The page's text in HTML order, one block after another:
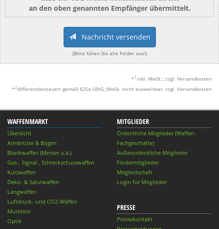
an den oben genannten Empfänger übermittelt.
Nachricht versenden
(Bitte füllen Sie alle Felder aus!)
* 1 inkl. MwSt.; zzgl. Versandkosten
*2differenzbesteuert gemäß §25a UStG.;MwSt. nicht ausweisbar; zzgl. Versandkosten
WAFFENMARKT
Übersicht
Armbrüste & Bögen
Blankwaffen (Messer u.ä.)
Gas-, Signal-, Schreckschusswaffen
Kurzwaffen
Deko- & Salutwaffen
Langwaffen
Luftdruck- und CO2-Waffen
Munition
Optik
MITGLIEDER
Ordentliche Mitglieder (Waffen-
Fachgeschäfte)
Außerordentliche Mitglieder
Fördermitglieder
Mitgliedschaft
Login für Mitglieder
PRESSE
Pressekontakt